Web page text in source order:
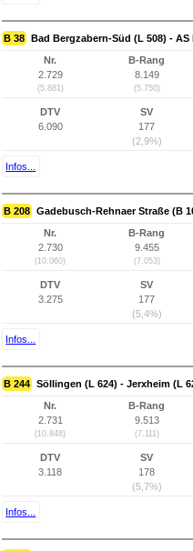
B 38 Bad Bergzabern-Süd (L 508) - AS
Nr.
2.729
(5.881)
B-Rang
8.149
(5.750)
DTV
6.090
SV
177
(2,9%)
Infos...
B 208 Gadebusch-Rehnaer Straße (B
Nr.
2.730
(10.060)
B-Rang
9.455
(7.053)
DTV
3.275
SV
177
(5,4%)
Infos...
B 244 Söllingen (L 624) - Jerxheim (L
Nr.
2.731
(10.848)
B-Rang
9.513
(7.111)
DTV
3.118
SV
178
(5,7%)
Infos...